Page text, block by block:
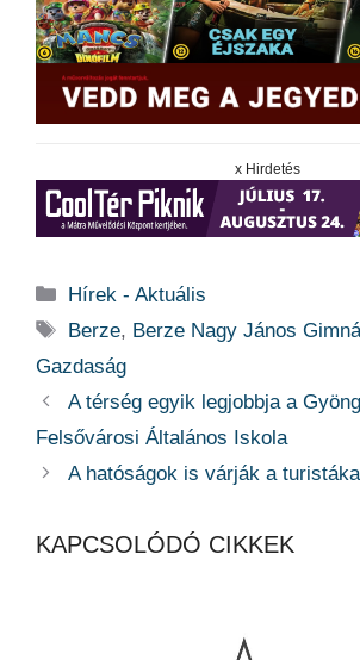
x Hirdetés
Kategória
Hírek - Aktuális
Címkék
Berze, Berze Nagy János
Gazdaság
A térség egyik legjobbja a
Felsővárosi Általános Iskola
A hatóságok is várják a
KAPCSOLÓDÓ CIKKEK